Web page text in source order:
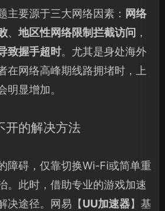
主要源于三大网络因素： 网络
、 地区性网络限制拦截访问 ，
致握手超时。尤其是身处海外
在网络高峰期线路拥堵时，上
明显增加。
开的解决方法
障碍，仅靠切换Wi-Fi或简单重
。此时，借助专业的游戏加速
决途径。网易【UU加速器】基